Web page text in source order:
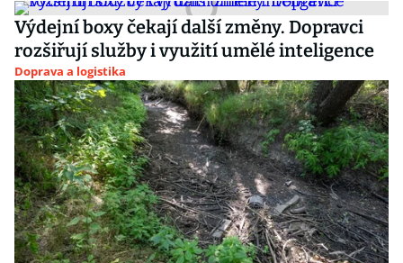
Výdejní boxy čekají další změny. Dopravci
rozšiřují služby i využití umělé inteligence
Doprava a logistika